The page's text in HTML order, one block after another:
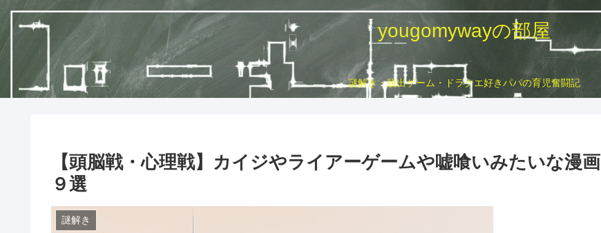
yougomywayの部屋
謎解き・脱出ゲーム・ドラクエ好きパパの育児奮闘記
【頭脳戦・心理戦】カイジやライアーゲームや嘘喰いみたいな漫画
９選
謎解き